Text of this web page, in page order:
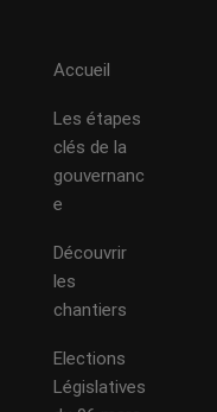
Accueil
Les étapes
clés de la
gouvernanc
e
Découvrir
les
chantiers
Elections
Législatives